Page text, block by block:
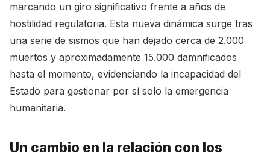
marcando un giro significativo frente a años de
hostilidad regulatoria. Esta nueva dinámica surge tras
una serie de sismos que han dejado cerca de 2.000
muertos y aproximadamente 15.000 damnificados
hasta el momento, evidenciando la incapacidad del
Estado para gestionar por sí solo la emergencia
humanitaria.
Un cambio en la relación con los